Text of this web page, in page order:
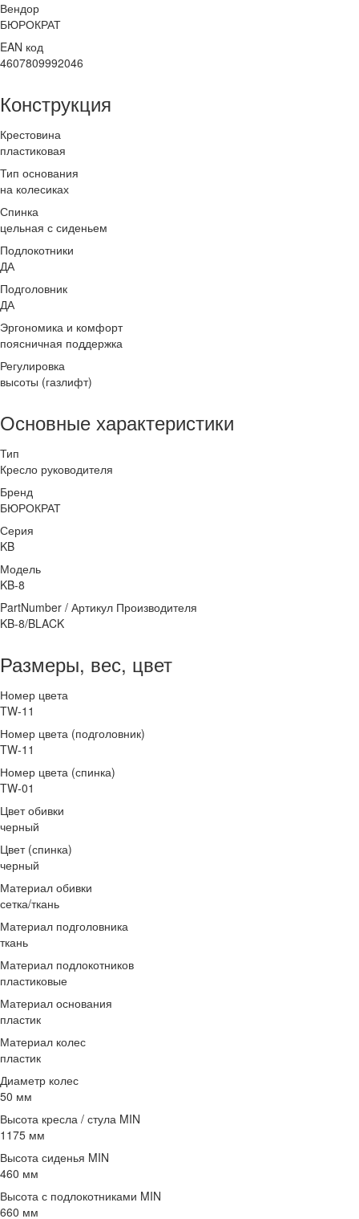
Вендор
БЮРОКРАТ
EAN код
4607809992046
Конструкция
Крестовина
пластиковая
Тип основания
на колесиках
Спинка
цельная с сиденьем
Подлокотники
ДА
Подголовник
ДА
Эргономика и комфорт
поясничная поддержка
Регулировка
высоты (газлифт)
Основные характеристики
Тип
Кресло руководителя
Бренд
БЮРОКРАТ
Серия
KB
Модель
KB-8
PartNumber / Артикул Производителя
KB-8/BLACK
Размеры, вес, цвет
Номер цвета
TW-11
Номер цвета (подголовник)
TW-11
Номер цвета (спинка)
TW-01
Цвет обивки
черный
Цвет (спинка)
черный
Материал обивки
сетка/ткань
Материал подголовника
ткань
Материал подлокотников
пластиковые
Материал основания
пластик
Материал колес
пластик
Диаметр колес
50 мм
Высота кресла / стула MIN
1175 мм
Высота сиденья MIN
460 мм
Высота с подлокотниками MIN
660 мм